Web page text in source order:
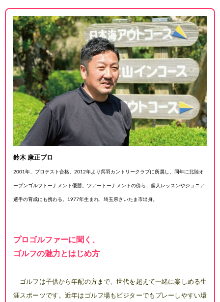
鈴木 康正プロ
2001年、プロテスト合格。2012年 より呉羽カントリークラブに所属 し、同年に北陸オ
ープンゴルフ トーナメント優勝。ツアートーナ メントの傍ら、個人レッスンやジュニア
選手の育成にも携わる。 1977年生まれ、埼玉県さいたま市出身。
プロゴルファーに聞く、
ゴルフの魅力とはじめ方
ゴルフは子供から年配の方ま で、世代を超えて一緒に楽しめる生
涯スポーツです。近年はゴルフ場もビジターでもプレーし やすい環